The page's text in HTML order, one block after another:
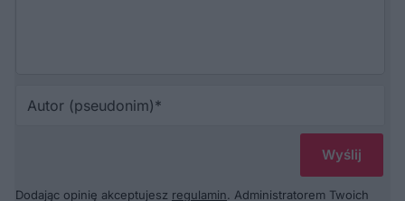
Dodając opinię akceptujesz regulamin. Administratorem Twoich